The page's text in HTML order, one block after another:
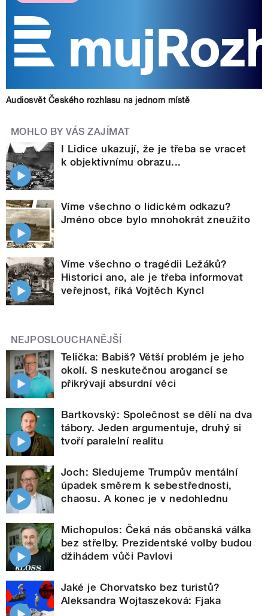
Audiosvět Českého rozhlasu na jednom místě
MOHLO BY VÁS ZAJÍMAT
I Lidice ukazují, že je třeba se vracet
k objektivnímu obrazu...
Víme všechno o lidickém odkazu?
Jméno obce bylo mnohokrát zneužito
Víme všechno o tragédii Ležáků?
Historici ano, ale je třeba informovat
veřejnost, říká Vojtěch Kyncl
NEJPOSLOUCHANĚJŠÍ
Telička: Babiš? Větší problém je jeho
okolí. S neskutečnou arogancí se
přikrývají absurdní věci
Bartkovský: Společnost se dělí na dva
tábory. Jeden argumentuje, druhý si
tvoří paralelní realitu
Joch: Sledujeme Trumpův mentální
úpadek směrem k sebestřednosti,
chaosu. A konec je v nedohlednu
Michopulos: Čeká nás občanská válka
bez střelby. Prezidentské volby budou
džihádem vůči Pavlovi
Jaké je Chorvatsko bez turistů?
Aleksandra Wojtaszeková: Fjaka